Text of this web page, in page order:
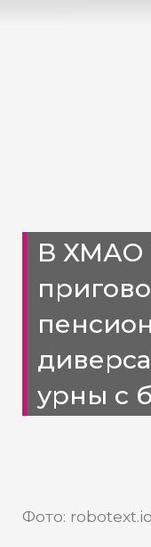
В ХМАО вынесли
урны с
Фото: robotext.io